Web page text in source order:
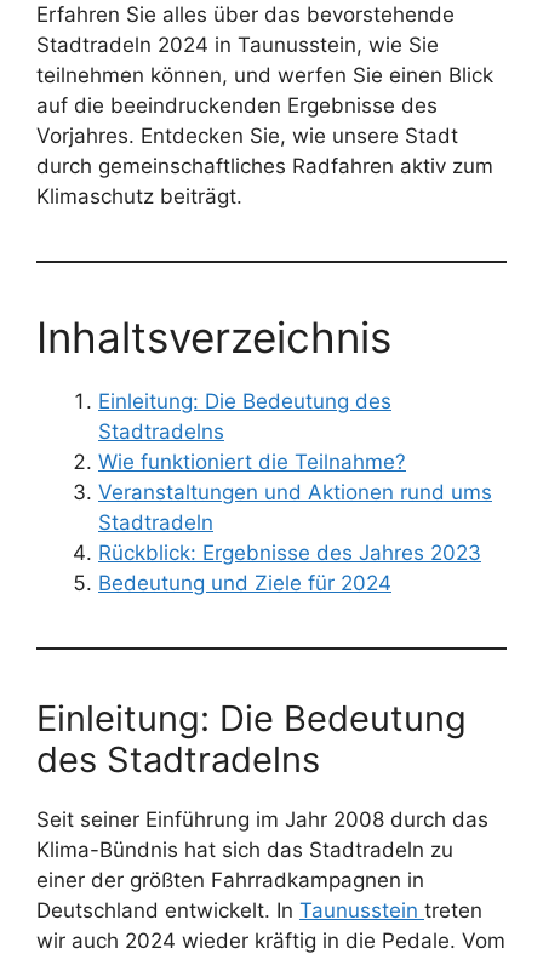
Erfahren Sie alles über das bevorstehende
Stadtradeln 2024 in Taunusstein, wie Sie
teilnehmen können, und werfen Sie einen Blick
auf die beeindruckenden Ergebnisse des
Vorjahres. Entdecken Sie, wie unsere Stadt
durch gemeinschaftliches Radfahren aktiv zum
Klimaschutz beiträgt.
Inhaltsverzeichnis
Einleitung: Die Bedeutung des
Stadtradelns
Wie funktioniert die Teilnahme?
Veranstaltungen und Aktionen rund ums
Stadtradeln
Rückblick: Ergebnisse des Jahres 2023
Bedeutung und Ziele für 2024
Einleitung: Die Bedeutung
des Stadtradelns
Seit seiner Einführung im Jahr 2008 durch das
Klima-Bündnis hat sich das Stadtradeln zu
einer der größten Fahrradkampagnen in
Deutschland entwickelt. In Taunusstein treten
wir auch 2024 wieder kräftig in die Pedale. Vom